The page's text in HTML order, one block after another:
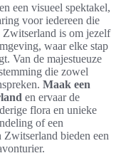
een visueel spektakel,
voor iedereen die
is om jezelf
waar elke stap
Van de majestueuze
die zowel
Maak een
en ervaar de
flora en unieke
of een
Zwitserland bieden een